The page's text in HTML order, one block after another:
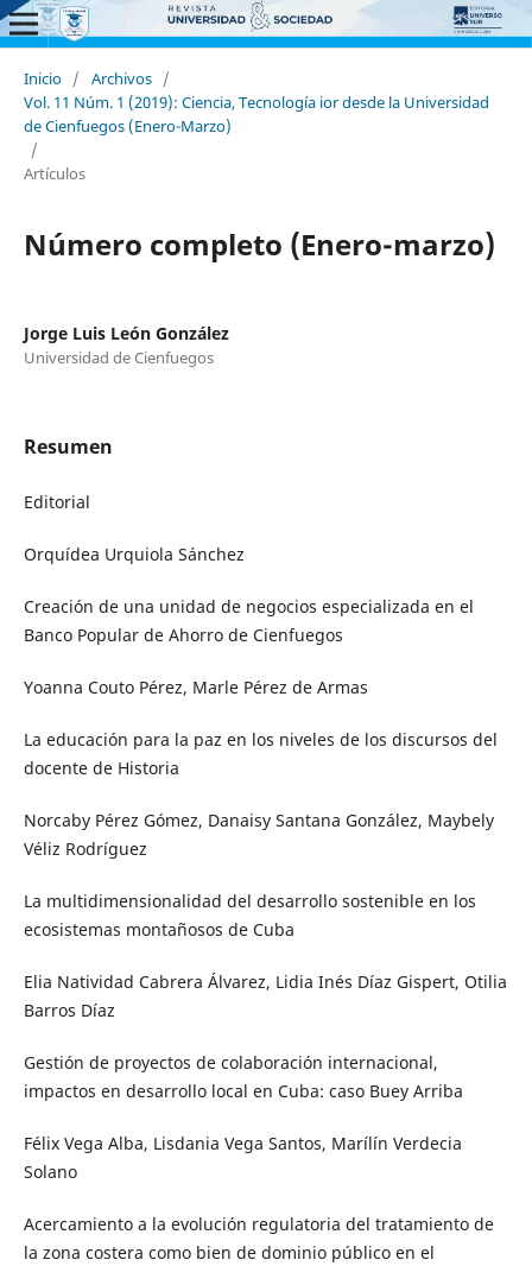
Inicio / Archivos /
Vol. 11 Núm. 1 (2019): Ciencia, Tecnología ior desde la Universidad
de Cienfuegos (Enero-Marzo)
/
Artículos
Número completo (Enero-marzo)
Jorge Luis León González
Universidad de Cienfuegos
Resumen
Editorial
Orquídea Urquiola Sánchez
Creación de una unidad de negocios especializada en el
Banco Popular de Ahorro de Cienfuegos
Yoanna Couto Pérez, Marle Pérez de Armas
La educación para la paz en los niveles de los discursos del
docente de Historia
Norcaby Pérez Gómez, Danaisy Santana González, Maybely
Véliz Rodríguez
La multidimensionalidad del desarrollo sostenible en los
ecosistemas montañosos de Cuba
Elia Natividad Cabrera Álvarez, Lidia Inés Díaz Gispert, Otilia
Barros Díaz
Gestión de proyectos de colaboración internacional,
impactos en desarrollo local en Cuba: caso Buey Arriba
Félix Vega Alba, Lisdania Vega Santos, Marílín Verdecia
Solano
Acercamiento a la evolución regulatoria del tratamiento de
la zona costera como bien de dominio público en el